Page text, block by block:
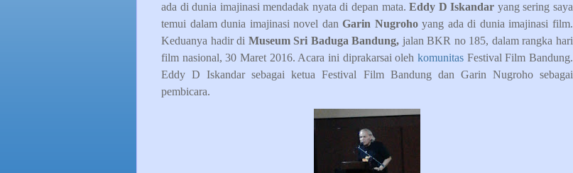
ada di dunia imajinasi mendadak nyata di depan mata.Eddy D Iskandar yang sering saya
temui dalam dunia imajinasi novel danGarin Nugrohoyang ada di dunia imajinasi film.
Keduanya hadir di Museum Sri Baduga Bandung, jalan BKR no 185, dalam rangka hari
film nasional, 30 Maret 2016. Acara ini diprakarsai oleh komunitas Festival Film Bandung.
Eddy D Iskandar sebagai ketua Festival Film Bandung dan Garin Nugroho sebagai
pembicara.